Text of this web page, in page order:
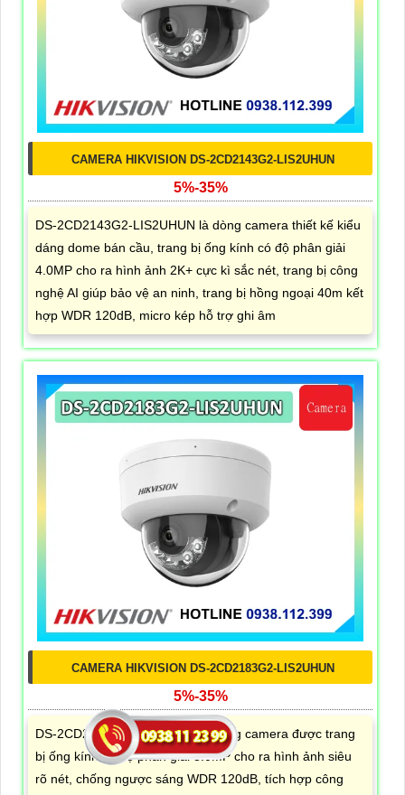
CAMERA HIKVISION DS-2CD2143G2-LIS2UHUN
5%-35%
DS-2CD2143G2-LIS2UHUN là dòng camera thiết kế kiểu
dáng dome bán cầu, trang bị ống kính có độ phân giải
4.0MP cho ra hình ảnh 2K+ cực kì sắc nét, trang bị công
nghệ AI giúp bảo vệ an ninh, trang bị hồng ngoại 40m kết
hợp WDR 120dB, micro kép hỗ trợ ghi âm
CAMERA HIKVISION DS-2CD2183G2-LIS2UHUN
5%-35%
DS-2CD2183G2-LIS2UHUN là dòng camera được trang
bị ống kính có độ phân giải 8.0MP cho ra hình ảnh siêu
rõ nét, chống ngược sáng WDR 120dB, tích hợp công